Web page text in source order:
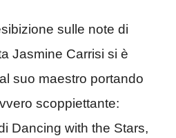
sulle note di
Jasmine Carrisi si è
suo maestro portando
scoppiettante:
Dancing with the Stars,